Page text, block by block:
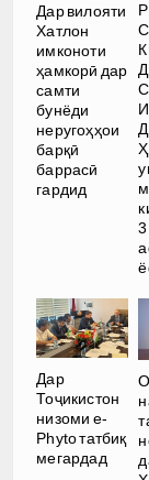
Дар вилояти
Хатлон
имконоти
ҳамкорӣ дар
самти
бунёди
неругоҳҳои
барқӣ
баррасӣ
гардид
Дар
Тоҷикистон
низоми e-
Phyto татбиқ
мегардад